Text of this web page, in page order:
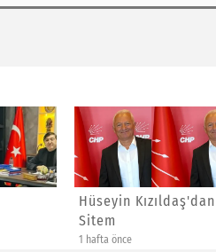
Hüseyin
Sitem
1 hafta önce